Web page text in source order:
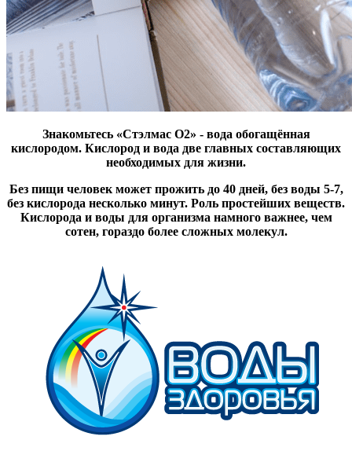
Знакомьтесь «Стэлмас О2» - вода обогащённая
кислородом. Кислород и вода две главных составляющих
необходимых для жизни.
Без пищи человек может прожить до 40 дней, без воды 5-7,
без кислорода несколько минут. Роль простейших веществ.
Кислорода и воды для организма намного важнее, чем
сотен, гораздо более сложных молекул.